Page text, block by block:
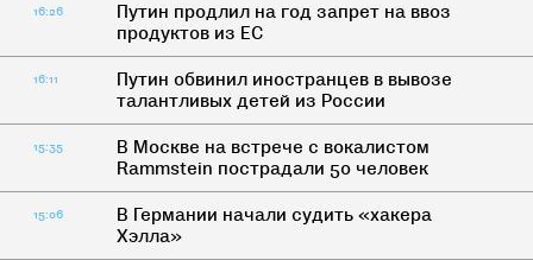
16:26
Путин продлил на год запрет на ввоз
продуктов из ЕС
16:11
Путин обвинил иностранцев в вывозе
талантливых детей из России
15:35
В Москве на встрече с вокалистом
Rammstein пострадали 50 человек
15:06
В Германии начали судить «хакера
Хэлла»